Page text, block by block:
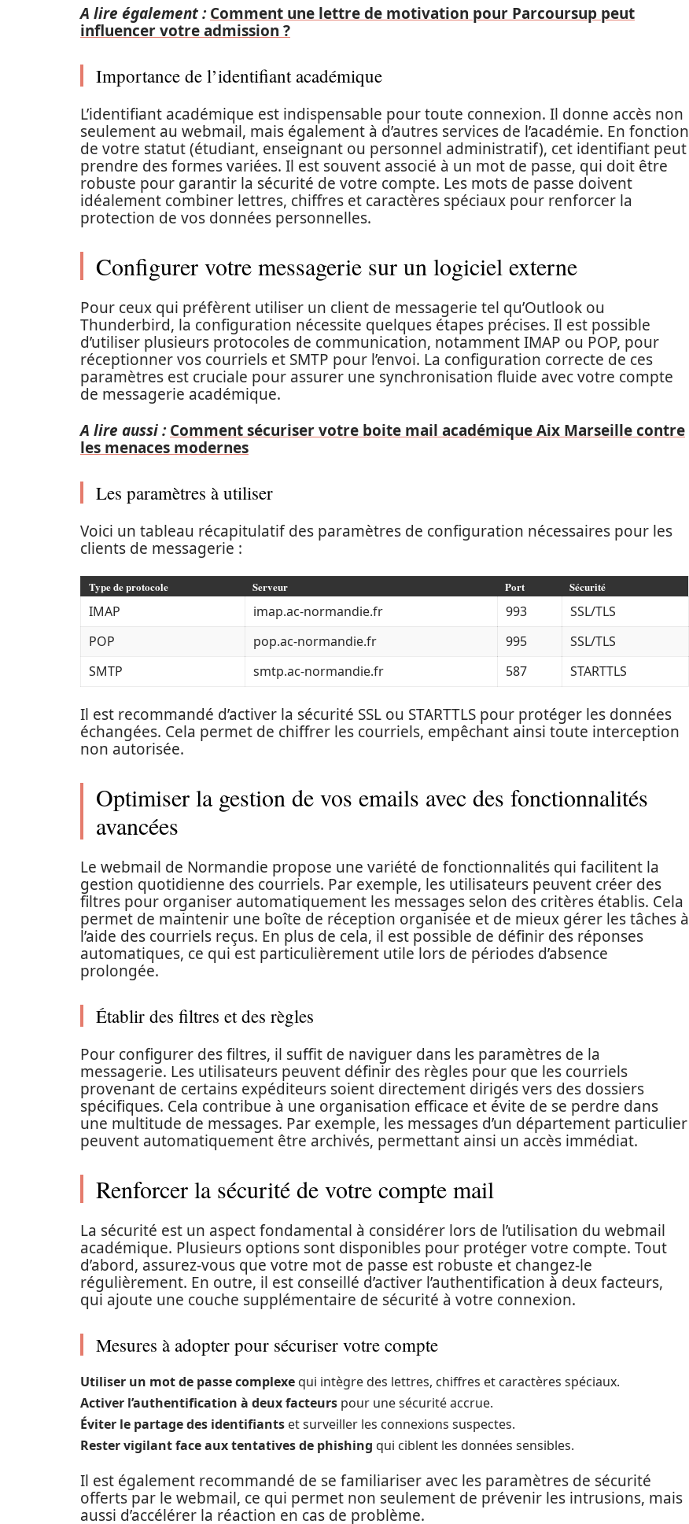
A lire également : Comment une lettre de motivation pour Parcoursup peut
influencer votre admission ?
Importance de l’identifiant académique
L’identifiant académique est indispensable pour toute connexion. Il donne accès non
seulement au webmail, mais également à d’autres services de l’académie. En fonction
de votre statut (étudiant, enseignant ou personnel administratif), cet identifiant peut
prendre des formes variées. Il est souvent associé à un mot de passe, qui doit être
robuste pour garantir la sécurité de votre compte. Les mots de passe doivent
idéalement combiner lettres, chiffres et caractères spéciaux pour renforcer la
protection de vos données personnelles.
Configurer votre messagerie sur un logiciel externe
Pour ceux qui préfèrent utiliser un client de messagerie tel qu’Outlook ou
Thunderbird, la configuration nécessite quelques étapes précises. Il est possible
d’utiliser plusieurs protocoles de communication, notamment IMAP ou POP, pour
réceptionner vos courriels et SMTP pour l’envoi. La configuration correcte de ces
paramètres est cruciale pour assurer une synchronisation fluide avec votre compte
de messagerie académique.
A lire aussi : Comment sécuriser votre boite mail académique Aix Marseille contre
les menaces modernes
Les paramètres à utiliser
Voici un tableau récapitulatif des paramètres de configuration nécessaires pour les
clients de messagerie :
Type de protocole Serveur Port Sécurité
IMAP imap.ac-normandie.fr 993
SSL/TLS
POP
pop.ac-normandie.fr 995
SSL/TLS
SMTP
smtp.ac-normandie.fr 587 STARTTLS
Il est recommandé d’activer la sécurité SSL ou STARTTLS pour protéger les données
échangées. Cela permet de chiffrer les courriels, empêchant ainsi toute interception
non autorisée.
Optimiser la gestion de vos emails avec des fonctionnalités
avancées
Le webmail de Normandie propose une variété de fonctionnalités qui facilitent la
gestion quotidienne des courriels. Par exemple, les utilisateurs peuvent créer des
filtres pour organiser automatiquement les messages selon des critères établis. Cela
permet de maintenir une boîte de réception organisée et de mieux gérer les tâches à
l’aide des courriels reçus. En plus de cela, il est possible de définir des réponses
automatiques, ce qui est particulièrement utile lors de périodes d’absence
prolongée.
Établir des filtres et des règles
Pour configurer des filtres, il suffit de naviguer dans les paramètres de la
messagerie. Les utilisateurs peuvent définir des règles pour que les courriels
provenant de certains expéditeurs soient directement dirigés vers des dossiers
spécifiques. Cela contribue à une organisation efficace et évite de se perdre dans
une multitude de messages. Par exemple, les messages d’un département particulier
peuvent automatiquement être archivés, permettant ainsi un accès immédiat.
Renforcer la sécurité de votre compte mail
La sécurité est un aspect fondamental à considérer lors de l’utilisation du webmail
académique. Plusieurs options sont disponibles pour protéger votre compte. Tout
d’abord, assurez-vous que votre mot de passe est robuste et changez-le
régulièrement. En outre, il est conseillé d’activer l’authentification à deux facteurs,
qui ajoute une couche supplémentaire de sécurité à votre connexion.
Mesures à adopter pour sécuriser votre compte
Utiliser un mot de passe complexequi intègre des lettres, chiffres et caractères spéciaux.
Activer l’authentification à deux facteurs pour une sécurité accrue.
Éviter le partage des identifiants et surveiller les connexions suspectes.
Rester vigilant face aux tentatives de phishing qui ciblent les données sensibles.
Il est également recommandé de se familiariser avec les paramètres de sécurité
offerts par le webmail, ce qui permet non seulement de prévenir les intrusions, mais
aussi d’accélérer la réaction en cas de problème.